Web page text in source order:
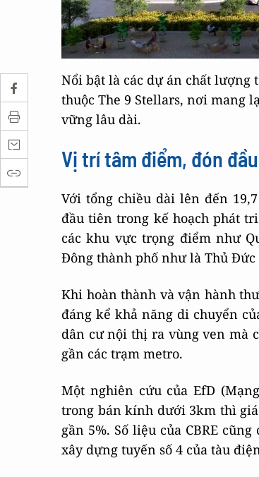
Nổi bật là các dự án chất
thuộc The 9 Stellars, nơi mang
vững lâu dài.
Vị trí tâm điểm, đón
Với tổng chiều dài lên đến
đầu tiên trong kế hoạch phát
các khu vực trọng điểm như
Đông thành phố như là Thủ Đức
Khi hoàn thành và vận hành
đáng kể khả năng di chuyển
dân cư nội thị ra vùng ven mà
gần các trạm metro.
Một nghiên cứu của EfD
trong bán kính dưới 3km thì
gần 5%. Số liệu của CBRE
xây dựng tuyến số 4 của tàu